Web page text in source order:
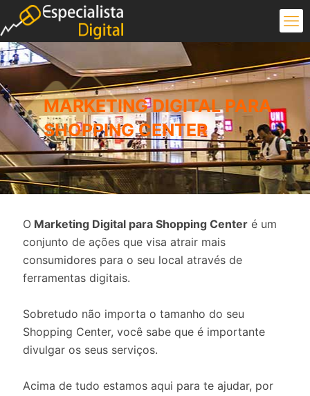
MARKETING DIGITAL PARA
SHOPPING CENTER
O Marketing Digital para Shopping Center é um
conjunto de ações que visa atrair mais
consumidores para o seu local através de
ferramentas digitais.
Sobretudo não importa o tamanho do seu
Shopping Center, você sabe que é importante
divulgar os seus serviços.
Acima de tudo estamos aqui para te ajudar, por